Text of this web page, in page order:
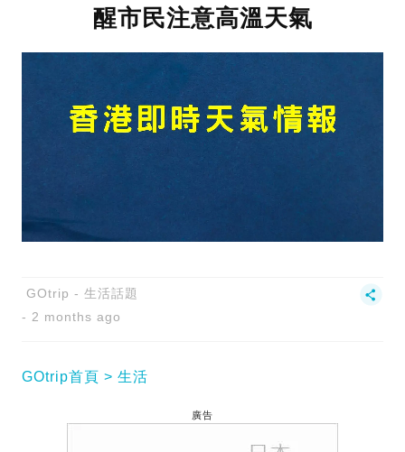
醒市民注意高溫天氣
GOtrip - 生活話題
2 months ago
GOtrip首頁 生活
廣告